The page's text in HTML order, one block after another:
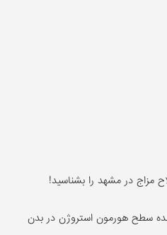
سطح هورمون استروژن در بدن